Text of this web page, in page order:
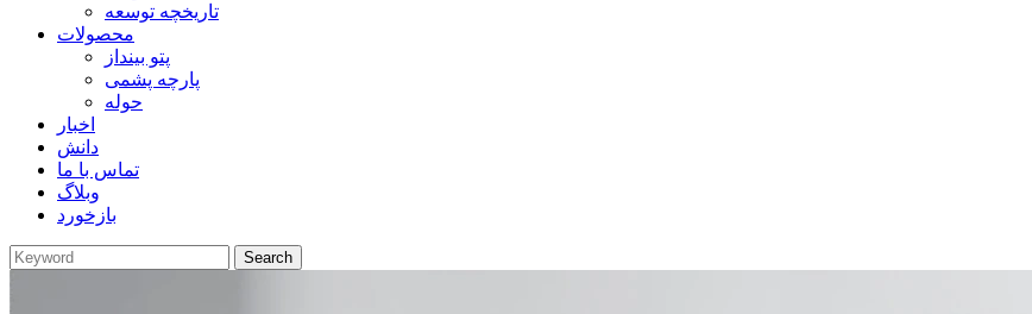
تاریخچه توسعه
محصولات
پتو بینداز
پارچه پشمی
حوله
اخبار
دانش
تماس با ما
وبلاگ
بازخورد